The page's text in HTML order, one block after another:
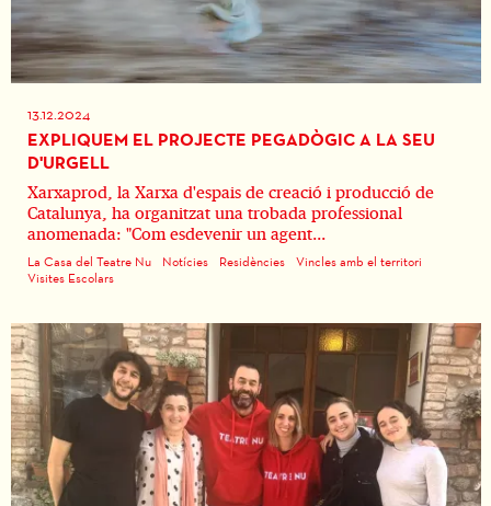
13.12.2024
EXPLIQUEM EL PROJECTE PEGADÒGIC A LA SEU
D'URGELL
Xarxaprod, la Xarxa d'espais de creació i producció de
Catalunya, ha organitzat una trobada professional
anomenada: "Com esdevenir un agent...
La Casa del Teatre Nu Notícies Residències
Vincles amb el territori
Visites Escolars